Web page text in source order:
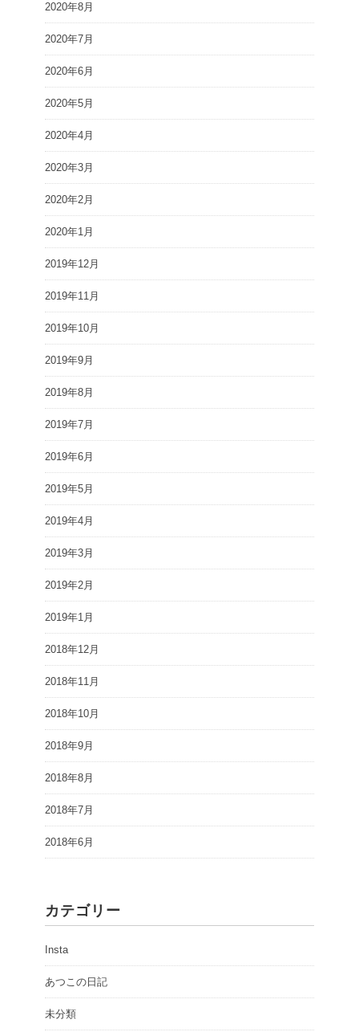
2020年8月
2020年7月
2020年6月
2020年5月
2020年4月
2020年3月
2020年2月
2020年1月
2019年12月
2019年11月
2019年10月
2019年9月
2019年8月
2019年7月
2019年6月
2019年5月
2019年4月
2019年3月
2019年2月
2019年1月
2018年12月
2018年11月
2018年10月
2018年9月
2018年8月
2018年7月
2018年6月
カテゴリー
Insta
あつこの日記
未分類